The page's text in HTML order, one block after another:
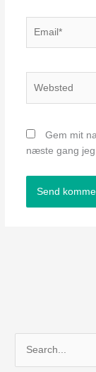
Gem mit
næste gang